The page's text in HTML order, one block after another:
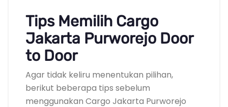
Tips Memilih Cargo
Jakarta Purworejo Door
to Door
Agar tidak keliru menentukan pilihan,
berikut beberapa tips sebelum
menggunakan Cargo Jakarta Purworejo